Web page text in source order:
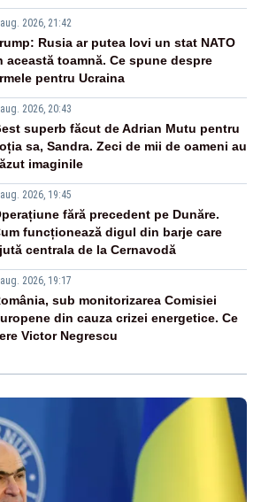
2026, 21:42
Rusia ar putea lovi un stat NATO
această toamnă. Ce spune despre
pentru Ucraina
2026, 20:43
superb făcut de Adrian Mutu pentru
sa, Sandra. Zeci de mii de oameni au
imaginile
2026, 19:45
fără precedent pe Dunăre.
funcționează digul din barje care
centrala de la Cernavodă
2026, 19:17
sub monitorizarea Comisiei
din cauza crizei energetice. Ce
Victor Negrescu